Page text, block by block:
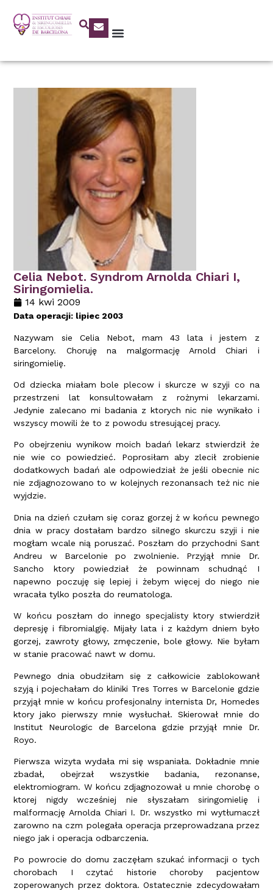
Celia Nebot. Syndrom Arnolda Chiari I,
Siringomielia.
14 kwi 2009
Data operacji: lipiec 2003
Nazywam sie Celia Nebot, mam 43 lata i jestem z
Barcelony. Choruję na malgormację Arnold Chiari i
siringomielię.
Od dziecka miałam bole plecow i skurcze w szyji co na
przestrzeni lat konsultowałam z rożnymi lekarzami.
Jedynie zalecano mi badania z ktorych nic nie wynikało i
wszyscy mowili że to z powodu stresującej pracy.
Po obejrzeniu wynikow moich badań lekarz stwierdził że
nie wie co powiedzieć. Poprosiłam aby zlecił zrobienie
dodatkowych badań ale odpowiedział że jeśli obecnie nic
nie zdjagnozowano to w kolejnych rezonansach też nic nie
wyjdzie.
Dnia na dzień czułam się coraz gorzej ż w końcu pewnego
dnia w pracy dostałam bardzo silnego skurczu szyji i nie
mogłam wcale nią poruszać. Poszłam do przychodni Sant
Andreu w Barcelonie po zwolnienie. Przyjął mnie Dr.
Sancho ktory powiedział że powinnam schudnąć I
napewno poczuję się lepiej i żebym więcej do niego nie
wracała tylko poszła do reumatologa.
W końcu poszłam do innego specjalisty ktory stwierdził
depresję i fibromialgię. Mijały lata i z każdym dniem było
gorzej, zawroty głowy, zmęczenie, bole głowy. Nie byłam
w stanie pracować nawt w domu.
Pewnego dnia obudziłam się z całkowicie zablokowanł
szyją i pojechałam do kliniki Tres Torres w Barcelonie gdzie
przyjął mnie w końcu profesjonalny internista Dr, Homedes
ktory jako pierwszy mnie wysłuchał. Skierował mnie do
Institut Neurologic de Barcelona gdzie przyjął mnie Dr.
Royo.
Pierwsza wizyta wydała mi się wspaniała. Dokładnie mnie
zbadał, obejrzał wszystkie badania, rezonanse,
elektromiogram. W końcu zdjagnozował u mnie chorobę o
ktorej nigdy wcześniej nie słyszałam siringomielię i
malformację Arnolda Chiari I. Dr. wszystko mi wytłumaczł
zarowno na czm polegała operacja przeprowadzana przez
niego jak i operacja odbarczenia.
Po powrocie do domu zaczęłam szukać informacji o tych
chorobach I czytać historie choroby pacjentow
zoperowanych przez doktora. Ostatecznie zdecydowałam